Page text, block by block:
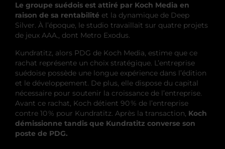
Le groupe suédois est attiré par Koch Media en
raison de sa rentabilité et la dynamique de Deep
Silver. À l’époque, le studio travaillait sur quatre projets
de jeux AAA., dont Metro Exodus.
Kundratitz, alors PDG de Koch Media, estime que ce
rachat représente un choix stratégique. L’entreprise
suédoise possède une longue expérience dans l’édition
et le développement. De plus, elle dispose du capital
nécessaire pour soutenir la croissance de l’entreprise.
Avant ce rachat, Koch détient 90 % de l’entreprise
contre 10 % pour Kundratitz. Après la transaction, Koch
démissionne tandis que Kundratitz converse son
poste de PDG.